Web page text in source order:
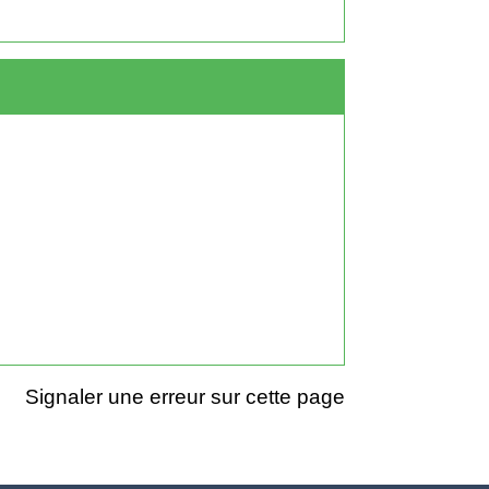
Signaler une erreur sur cette page